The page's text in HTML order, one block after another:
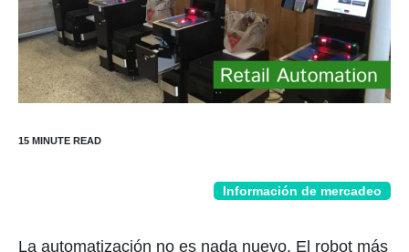
Información de mercadeo
La automatización no es nada nuevo. El robot más